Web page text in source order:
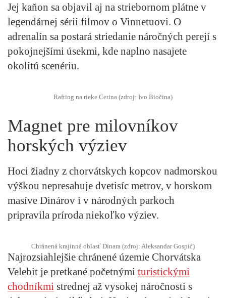
Jej kaňon sa objavil aj na striebornom plátne v
legendárnej sérii filmov o Vinnetuovi. O
adrenalín sa postará striedanie náročných perejí s
pokojnejšími úsekmi, kde naplno nasajete
okolitú scenériu.
Rafting na rieke Cetina (zdroj: Ivo Biočina)
Magnet pre milovníkov
horských výziev
Hoci žiadny z chorvátskych kopcov nadmorskou
výškou nepresahuje dvetisíc metrov, v horskom
masíve Dinárov i v národných parkoch
pripravila príroda niekoľko výziev.
Chránená krajinná oblasť Dinara (zdroj: Aleksandar Gospić)
Najrozsiahlejšie chránené územie Chorvátska
Velebit je pretkané početnými turistickými
chodníkmi strednej až vysokej náročnosti s